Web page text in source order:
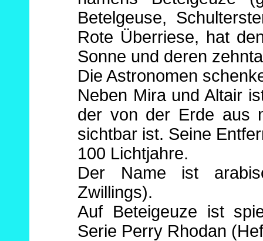
Betelgeuse,
Rote Überriese, hat
Sonne und deren
Die Astronomen
Neben Mira und Altair
der von der Erde aus
sichtbar ist. Seine
100 Lichtjahre.
Der Name ist
Zwillings).
Auf Beteigeuze ist
Serie Perry Rhodan